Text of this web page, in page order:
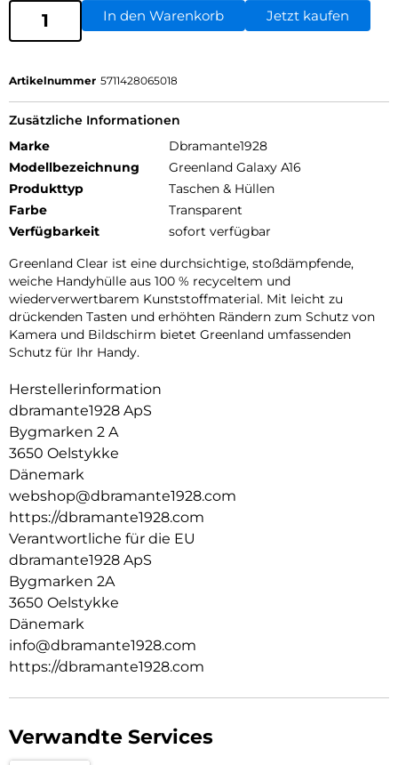
In den Warenkorb Jetzt kaufen
Artikelnummer 5711428065018
Zusätzliche Informationen
Marke
Dbramante1928
Modellbezeichnung
Greenland Galaxy A16
Produkttyp
Taschen & Hüllen
Farbe
Transparent
Verfügbarkeit
sofort verfügbar
Greenland Clear ist eine durchsichtige, stoßdämpfende,
weiche Handyhülle aus 100 % recyceltem und
wiederverwertbarem Kunststoffmaterial. Mit leicht zu
drückenden Tasten und erhöhten Rändern zum Schutz von
Kamera und Bildschirm bietet Greenland umfassenden
Schutz für Ihr Handy.
Herstellerinformation
dbramante1928 ApS
Bygmarken 2 A
3650 Oelstykke
Dänemark
webshop@dbramante1928.com
https://dbramante1928.com
Verantwortliche für die EU
dbramante1928 ApS
Bygmarken 2A
3650 Oelstykke
Dänemark
info@dbramante1928.com
https://dbramante1928.com
Verwandte Services